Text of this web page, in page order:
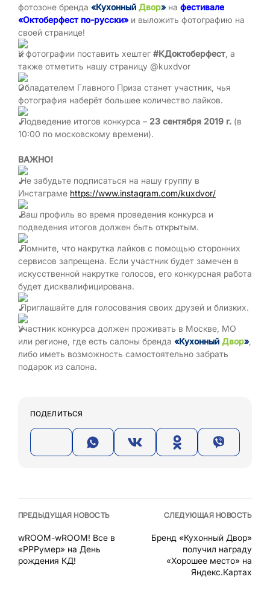
фотозоне бренда «Кухонный Двор»на фестивале
«Октоберфест по-русски»и выложить фотографию на
своей странице!
К фотографии поставить хештег #КДоктоберфест , а
также отметить нашу страницу @kuxdvor
Обладателем Главного Приза станет участник, чья
фотография наберёт большее количество лайков.
Подведение итогов конкурса – 23 сентября 2019 г. (в
10:00 по московскому времени).
ВАЖНО!
Не забудьте подписаться на нашу группу в
Инстаграме https://www.instagram.com/kuxdvor/
Ваш профиль во время проведения конкурса и
подведения итогов должен быть открытым.
Помните, что накрутка лайков с помощью сторонних
сервисов запрещена. Если участник будет замечен в
искусственной накрутке голосов, его конкурсная работа
будет дисквалифицирована.
Приглашайте для голосования своих друзей и близких.
Участник конкурса должен проживать в Москве, МО
или регионе, где есть салоны бренда «Кухонный Двор»,
либо иметь возможность самостоятельно забрать
подарок из салона.
ПОДЕЛИТЬСЯ
ПРЕДЫДУЩАЯ НОВОСТЬ
wROOM-wROOM! Все в
«РРРумер» на День
рождения КД!
СЛЕДУЮЩАЯ НОВОСТЬ
Бренд «Кухонный Двор»
получил награду
«Хорошее место» на
Яндекс.Картах